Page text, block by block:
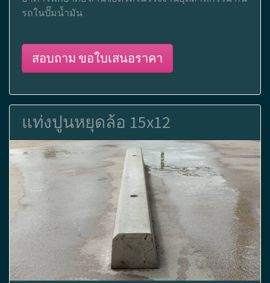
รถในปั๊มน้ำมัน
สอบถาม ขอใบเสนอราคา
แท่งปูนหยุดล้อ 15x12